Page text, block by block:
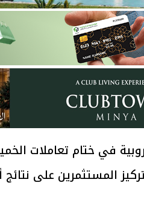
في ختام تعاملات
المستثمرين على